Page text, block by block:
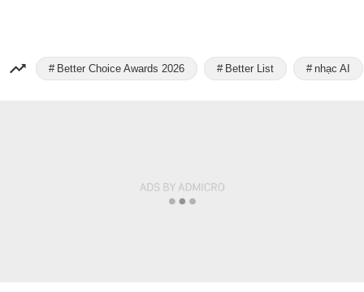
Better Choice Awards 2026 Better List nhạc AI